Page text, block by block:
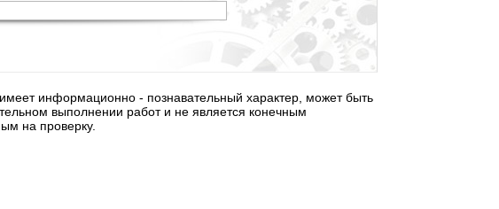
информационно - познавательный характер, может быть
выполнении работ и не является конечным
на проверку.